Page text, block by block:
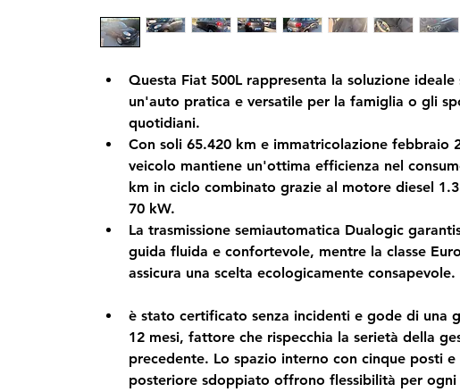
Questa Fiat 500L rappresenta la soluzione ideale
un'auto pratica e versatile per la famiglia o gli
quotidiani.
Con soli 65.420 km e immatricolazione febbraio
veicolo mantiene un'ottima efficienza nel
km in ciclo combinato grazie al motore diesel
70 kW.
La trasmissione semiautomatica Dualogic
guida fluida e confortevole, mentre la classe
assicura una scelta ecologicamente consapevole.
è stato certificato senza incidenti e gode di una
12 mesi, fattore che rispecchia la serietà della
precedente. Lo spazio interno con cinque posti e
posteriore sdoppiato offrono flessibilità per ogni